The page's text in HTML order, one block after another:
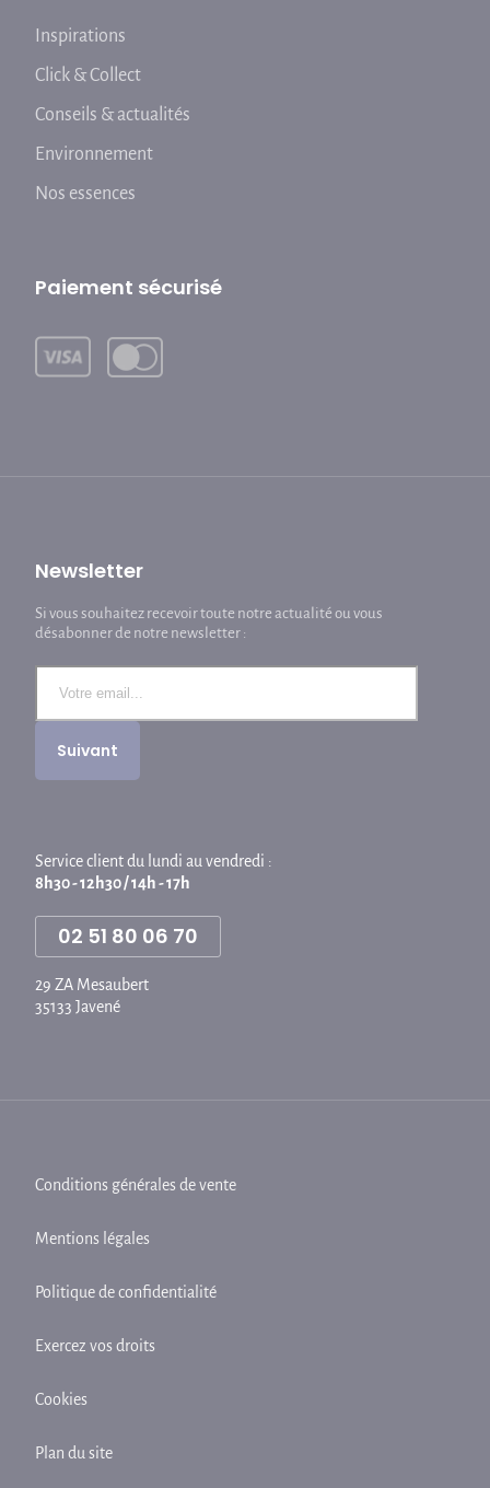
Inspirations
Click & Collect
Conseils & actualités
Environnement
Nos essences
Paiement sécurisé
Newsletter
Si vous souhaitez recevoir toute notre actualité ou vous
désabonner de notre newsletter :
Service client du lundi au vendredi :
8h30 - 12h30 / 14h - 17h
02 51 80 06 70
29 ZA Mesaubert
35133 Javené
Conditions générales de vente
Mentions légales
Politique de confidentialité
Exercez vos droits
Cookies
Plan du site